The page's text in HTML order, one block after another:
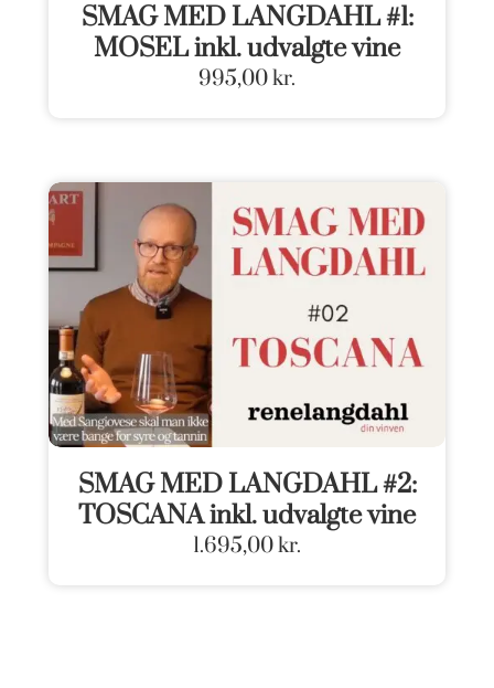
SMAG MED LANGDAHL #1:
MOSEL inkl. udvalgte vine
995,00kr.
SMAG MED LANGDAHL #2:
TOSCANA inkl. udvalgte vine
1.695,00kr.